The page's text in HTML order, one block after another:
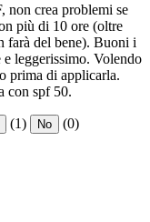
non crea problemi se
più di 10 ore (oltre
farà del bene). Buoni i
leggerissimo. Volendo
prima di applicarla.
con spf 50.
(1) No (0)